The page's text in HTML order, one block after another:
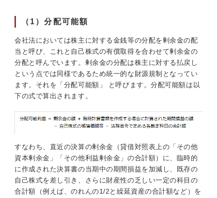
（1）分配可能額
会社法においては株主に対する金銭等の分配を剰余金の配
当と呼び、これと自己株式の有償取得を合わせて剰余金の
分配と呼んでいます。剰余金の分配は株主に対する払戻し
という点では同様であるため統一的な財源規制となってい
ます。それを「分配可能額」 と呼びます。分配可能額は以
下の式で算出されます。
すなわち、直近の決算の剰余金（貸借対照表上の「その他
資本剰余金」「その他利益剰余金」の合計額）に、臨時的
に作成された決算書の当期中の期間損益を加減し、既存の
自己株式を差し引き、さらに財産性の乏しい一定の科目の
合計額（例えば、のれんの1/2と繰延資産の合計額など）を